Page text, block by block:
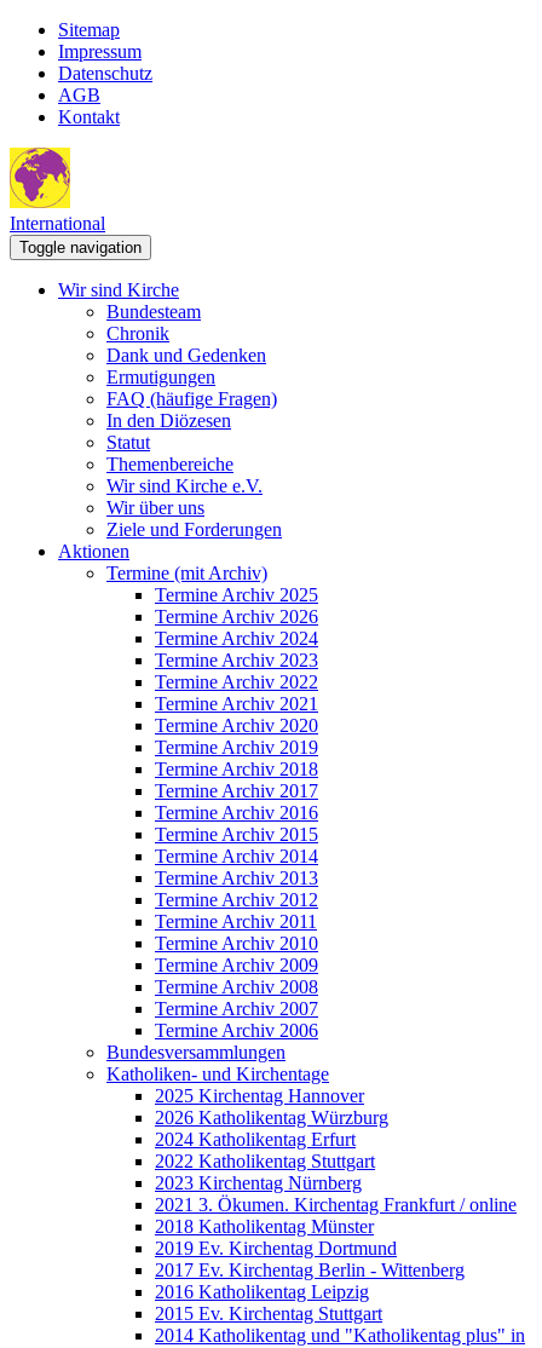
Sitemap
Impressum
Datenschutz
AGB
Kontakt
International
Toggle navigation
Wir sind Kirche
Bundesteam
Chronik
Dank und Gedenken
Ermutigungen
FAQ (häufige Fragen)
In den Diözesen
Statut
Themenbereiche
Wir sind Kirche e.V.
Wir über uns
Ziele und Forderungen
Aktionen
Termine (mit Archiv)
Termine Archiv 2025
Termine Archiv 2026
Termine Archiv 2024
Termine Archiv 2023
Termine Archiv 2022
Termine Archiv 2021
Termine Archiv 2020
Termine Archiv 2019
Termine Archiv 2018
Termine Archiv 2017
Termine Archiv 2016
Termine Archiv 2015
Termine Archiv 2014
Termine Archiv 2013
Termine Archiv 2012
Termine Archiv 2011
Termine Archiv 2010
Termine Archiv 2009
Termine Archiv 2008
Termine Archiv 2007
Termine Archiv 2006
Bundesversammlungen
Katholiken- und Kirchentage
2025 Kirchentag Hannover
2026 Katholikentag Würzburg
2024 Katholikentag Erfurt
2022 Katholikentag Stuttgart
2023 Kirchentag Nürnberg
2021 3. Ökumen. Kirchentag Frankfurt / online
2018 Katholikentag Münster
2019 Ev. Kirchentag Dortmund
2017 Ev. Kirchentag Berlin - Wittenberg
2016 Katholikentag Leipzig
2015 Ev. Kirchentag Stuttgart
2014 Katholikentag und "Katholikentag plus" in